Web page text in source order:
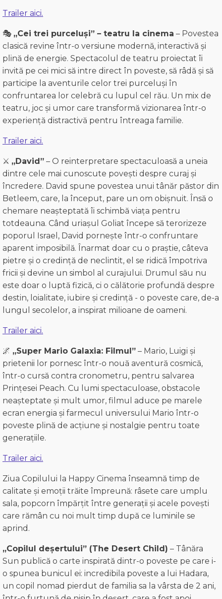
Trailer aici.
🎭 „Cei trei purceluși” – teatru la cinema – Povestea
clasică revine într-o versiune modernă, interactivă și
plină de energie. Spectacolul de teatru proiectat îi
invită pe cei mici să intre direct în poveste, să râdă și să
participe la aventurile celor trei purceluși în
confruntarea lor celebră cu lupul cel rău. Un mix de
teatru, joc și umor care transformă vizionarea într-o
experiență distractivă pentru întreaga familie.
Trailer aici.
⚔️ „David” – O reinterpretare spectaculoasă a uneia
dintre cele mai cunoscute povești despre curaj și
încredere. David spune povestea unui tânăr păstor din
Betleem, care, la început, pare un om obișnuit. Însă o
chemare neașteptată îi schimbă viața pentru
totdeauna. Când uriașul Goliat începe să terorizeze
poporul Israel, David pornește într-o confruntare
aparent imposibilă. Înarmat doar cu o praștie, câteva
pietre și o credință de neclintit, el se ridică împotriva
fricii și devine un simbol al curajului. Drumul său nu
este doar o luptă fizică, ci o călătorie profundă despre
destin, loialitate, iubire și credință - o poveste care, de-a
lungul secolelor, a inspirat milioane de oameni.
Trailer aici.
🌌 „Super Mario Galaxia: Filmul” – Mario, Luigi și
prietenii lor pornesc într-o nouă aventură cosmică,
într-o cursă contra cronometru, pentru salvarea
Prințesei Peach. Cu lumi spectaculoase, obstacole
neașteptate și mult umor, filmul aduce pe marele
ecran energia și farmecul universului Mario într-o
poveste plină de acțiune și nostalgie pentru toate
generațiile.
Trailer aici.
Ziua Copilului la Happy Cinema înseamnă timp de
calitate și emoții trăite împreună: râsete care umplu
sala, popcorn împărțit între generații și acele povești
care rămân cu noi mult timp după ce luminile se
aprind.
„Copilul deșertului” (The Desert Child) – Tânăra
Sun publică o carte inspirată dintr-o poveste pe care i-
o spunea bunicul ei: incredibila poveste a lui Hadara,
un copil nomad pierdut de familia sa la vârsta de 2 ani,